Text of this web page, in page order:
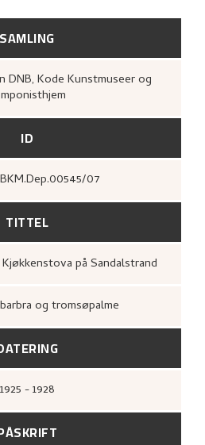
SAMLING
ID
BKM.Dep.00545/07
TITTEL
på Sandalstrand
og tromsøpalme
1925 - 1928